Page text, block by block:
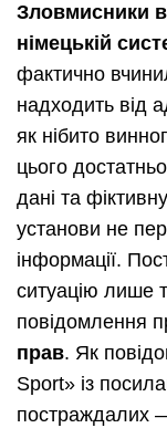
Зловмисники
німецькій
фактично
надходить від
як нібито
цього
дані та
установи не
інформації.
ситуацію лише
повідомлення
прав. Як
Sport» із
постраждалих